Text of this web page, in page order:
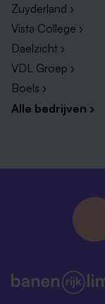
Zuyderland ›
Vista College ›
Daelzicht ›
VDL Groep ›
Boels ›
Alle bedrijven ›